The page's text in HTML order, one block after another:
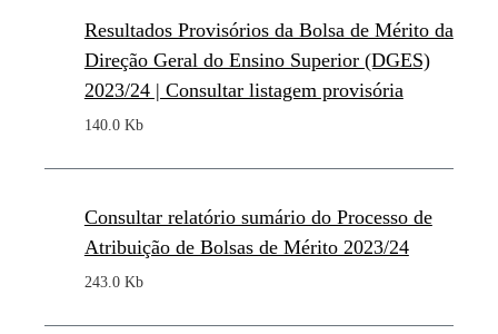
Resultados Provisórios da Bolsa de Mérito da
Direção Geral do Ensino Superior (DGES)
2023/24 | Consultar listagem provisória
140.0 Kb
Consultar relatório sumário do Processo de
Atribuição de Bolsas de Mérito 2023/24
243.0 Kb